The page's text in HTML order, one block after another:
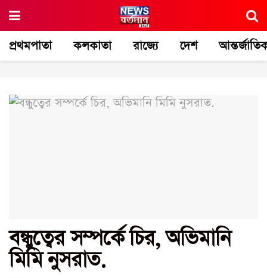
প্রথমপাতা কলকাতা রাজ্যে দেশ
বন্ধুত্বের সম্পর্কে চির, অভিমানি
মিমি নুসরাত.